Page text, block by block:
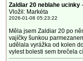
Zaldiar 20 neblahe ucinky-
Vložil: Markéta
2026-01-08 05:23:22
Měla jsem Zaldiar 20 po
vajíčky šunkou
udělala vyrážka od kolen
vylest bolesti sem brečela